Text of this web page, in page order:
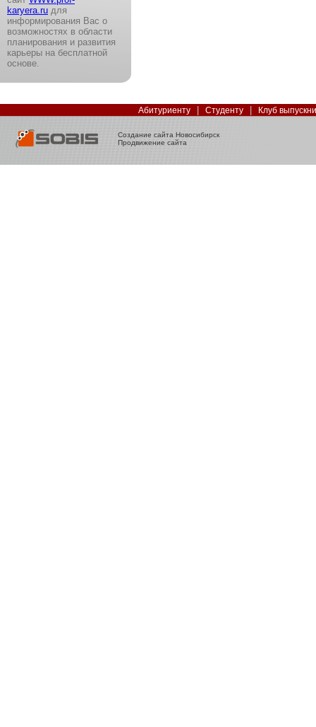
karyera.ru для
информирования Вас о
возможностях в области
планирования и развития
карьеры на бесплатной
основе.
Абитуриенту Студенту Клуб
Создание сайта Новосибирск
Продвижение сайта